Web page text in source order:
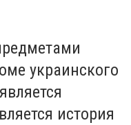
украинского
история